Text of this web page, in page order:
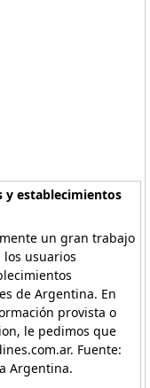
establecimientos
un gran trabajo
usuarios
de Argentina. En
provista o
le pedimos que
Fuente:
Argentina.